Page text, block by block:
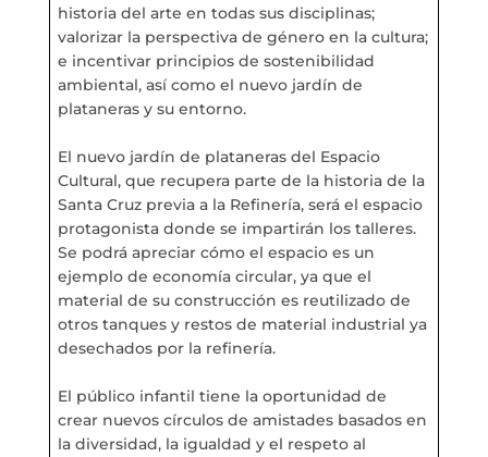
CONTACTO
LA NEUROLITERATURA ENTRA
EN NUESTROS OBJETIVOS
Dulce Xerach
info@crowplan.com
922 28 00 28
historia del arte en todas sus disciplinas;
valorizar la perspectiva de género en la cultura;
e incentivar principios de sostenibilidad
ambiental, así como el nuevo jardín de
plataneras y su entorno.
El nuevo jardín de plataneras del Espacio
Cultural, que recupera parte de la historia de la
Santa Cruz previa a la Refinería, será el espacio
protagonista donde se impartirán los talleres.
Se podrá apreciar cómo el espacio es un
ejemplo de economía circular, ya que el
material de su construcción es reutilizado de
otros tanques y restos de material industrial ya
desechados por la refinería.
El público infantil tiene la oportunidad de
crear nuevos círculos de amistades basados en
la diversidad, la igualdad y el respeto al